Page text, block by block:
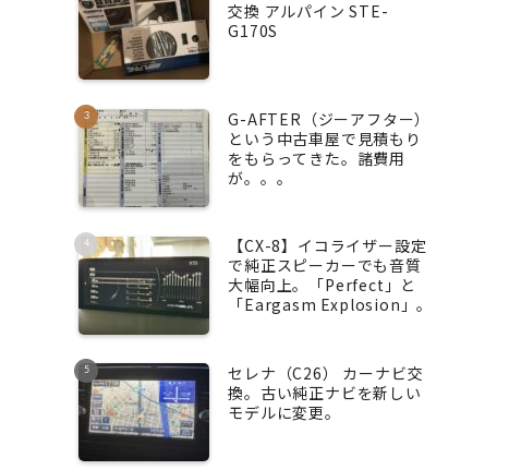
交換 アルパイン STE-
G170S
G-AFTER（ジーアフター）
という中古車屋で見積もり
をもらってきた。諸費用
が。。。
【CX-8】イコライザー設定
で純正スピーカーでも音質
大幅向上。「Perfect」と
「Eargasm Explosion」。
セレナ（C26） カーナビ交
換。古い純正ナビを新しい
モデルに変更。